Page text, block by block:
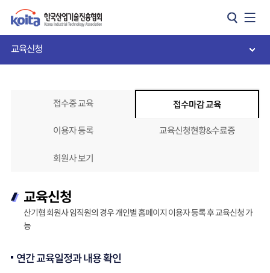
교육신청
접수중 교육 접수마감 교육
이용자 등록 교육신청현황&수료증
회원사 보기
교육신청
산기협 회원사 임직원의 경우 개인별 홈페이지 이용자 등록 후 교육신청 가
능
연간 교육일정과 내용 확인